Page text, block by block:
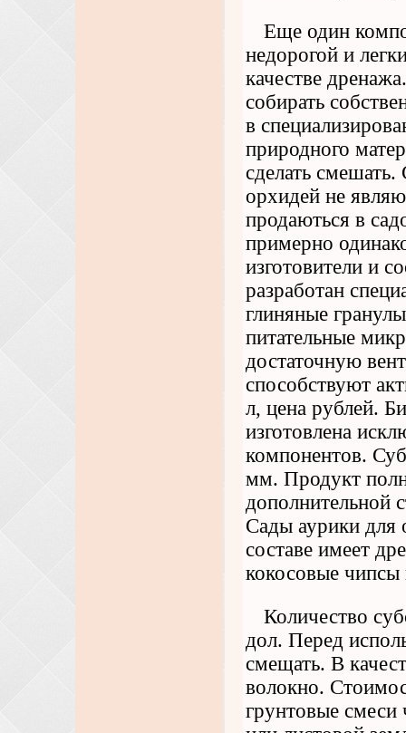
Еще один
недорогой и
качестве
собирать
в
природного
сделать смешать.
орхидей не
продаються в
примерно
изготовители и
разработан
глиняные
питательные
достаточную
способствуют
л, цена рублей.
изготовлена
компонентов.
мм. Продукт
дополнительной
Сады аурики для
составе имеет
кокосовые чипсы
Количество
дол. Перед
смещать. В
волокно.
грунтовые смеси